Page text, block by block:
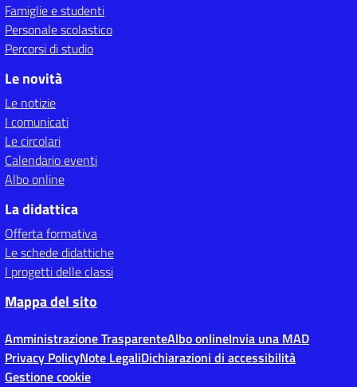
Famiglie e studenti
Personale scolastico
Percorsi di studio
Le novità
Le notizie
I comunicati
Le circolari
Calendario eventi
Albo online
La didattica
Offerta formativa
Le schede didattiche
I progetti delle classi
Mappa del sito
Amministrazione TrasparenteAlbo onlineInvia una MAD
Privacy PolicyNote LegaliDichiarazioni di accessibilità
Gestione cookie